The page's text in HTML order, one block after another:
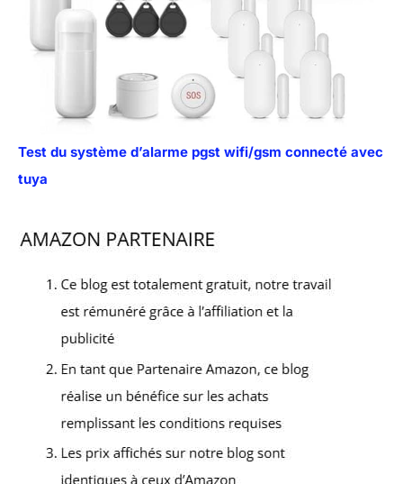
Test du système d’alarme pgst wifi/gsm connecté avec
tuya